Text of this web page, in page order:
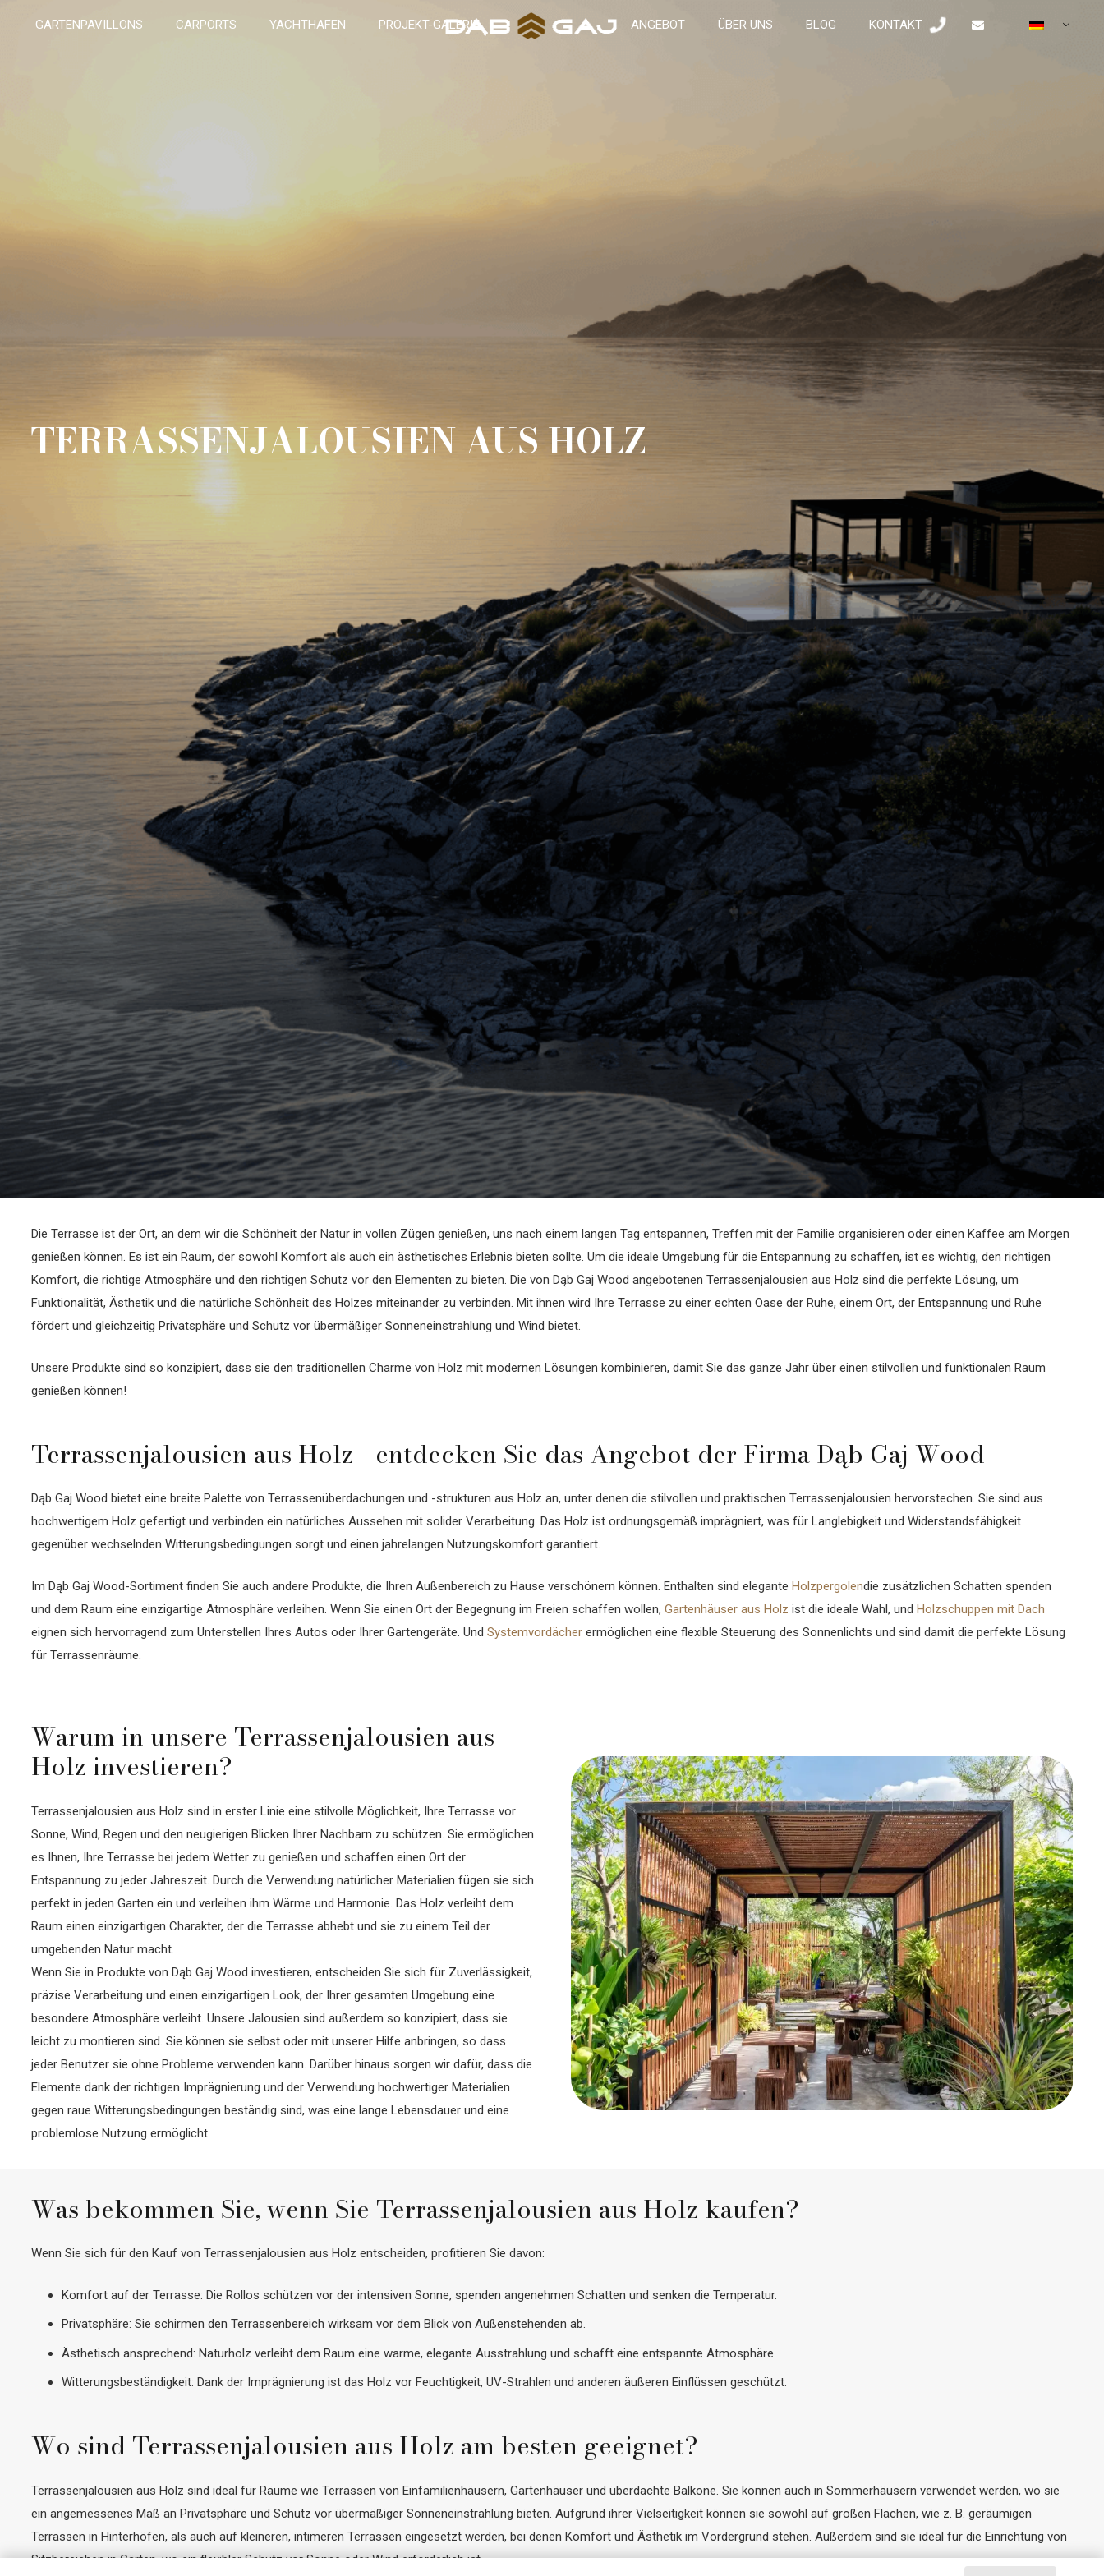
GARTENPAVILLONS CARPORTS YACHTHAFEN PROJEKT-GALERIE ANGEBOT ÜBER UNS BLOG KONTAKT
TERRASSENJALOUSIEN AUS HOLZ
Die Terrasse ist der Ort, an dem wir die Schönheit der Natur in vollen Zügen genießen, uns nach einem langen Tag entspannen, Treffen mit der Familie organisieren oder einen Kaffee am Morgen
genießen können. Es ist ein Raum, der sowohl Komfort als auch ein ästhetisches Erlebnis bieten sollte. Um die ideale Umgebung für die Entspannung zu schaffen, ist es wichtig, den richtigen
Komfort, die richtige Atmosphäre und den richtigen Schutz vor den Elementen zu bieten. Die von Dąb Gaj Wood angebotenen Terrassenjalousien aus Holz sind die perfekte Lösung, um
Funktionalität, Ästhetik und die natürliche Schönheit des Holzes miteinander zu verbinden. Mit ihnen wird Ihre Terrasse zu einer echten Oase der Ruhe, einem Ort, der Entspannung und Ruhe
fördert und gleichzeitig Privatsphäre und Schutz vor übermäßiger Sonneneinstrahlung und Wind bietet.
Unsere Produkte sind so konzipiert, dass sie den traditionellen Charme von Holz mit modernen Lösungen kombinieren, damit Sie das ganze Jahr über einen stilvollen und funktionalen Raum
genießen können!
Terrassenjalousien aus Holz - entdecken Sie das Angebot der Firma Dąb Gaj Wood
Dąb Gaj Wood bietet eine breite Palette von Terrassenüberdachungen und -strukturen aus Holz an, unter denen die stilvollen und praktischen Terrassenjalousien hervorstechen. Sie sind aus
hochwertigem Holz gefertigt und verbinden ein natürliches Aussehen mit solider Verarbeitung. Das Holz ist ordnungsgemäß imprägniert, was für Langlebigkeit und Widerstandsfähigkeit
gegenüber wechselnden Witterungsbedingungen sorgt und einen jahrelangen Nutzungskomfort garantiert.
Im Dąb Gaj Wood-Sortiment finden Sie auch andere Produkte, die Ihren Außenbereich zu Hause verschönern können. Enthalten sind elegante Holzpergolendie zusätzlichen Schatten spenden
und dem Raum eine einzigartige Atmosphäre verleihen. Wenn Sie einen Ort der Begegnung im Freien schaffen wollen, Gartenhäuser aus Holz ist die ideale Wahl, und Holzschuppen mit Dach
eignen sich hervorragend zum Unterstellen Ihres Autos oder Ihrer Gartengeräte. Und Systemvordächerermöglichen eine flexible Steuerung des Sonnenlichts und sind damit die perfekte Lösung
für Terrassenräume.
Warum in unsere Terrassenjalousien aus
Holz investieren?
Terrassenjalousien aus Holz sind in erster Linie eine stilvolle Möglichkeit, Ihre Terrasse vor
Sonne, Wind, Regen und den neugierigen Blicken Ihrer Nachbarn zu schützen. Sie ermöglichen
es Ihnen, Ihre Terrasse bei jedem Wetter zu genießen und schaffen einen Ort der
Entspannung zu jeder Jahreszeit. Durch die Verwendung natürlicher Materialien fügen sie sich
perfekt in jeden Garten ein und verleihen ihm Wärme und Harmonie. Das Holz verleiht dem
Raum einen einzigartigen Charakter, der die Terrasse abhebt und sie zu einem Teil der
umgebenden Natur macht.
Wenn Sie in Produkte von Dąb Gaj Wood investieren, entscheiden Sie sich für Zuverlässigkeit,
präzise Verarbeitung und einen einzigartigen Look, der Ihrer gesamten Umgebung eine
besondere Atmosphäre verleiht. Unsere Jalousien sind außerdem so konzipiert, dass sie
leicht zu montieren sind. Sie können sie selbst oder mit unserer Hilfe anbringen, so dass
jeder Benutzer sie ohne Probleme verwenden kann. Darüber hinaus sorgen wir dafür, dass die
Elemente dank der richtigen Imprägnierung und der Verwendung hochwertiger Materialien
gegen raue Witterungsbedingungen beständig sind, was eine lange Lebensdauer und eine
problemlose Nutzung ermöglicht.
Was bekommen Sie, wenn Sie Terrassenjalousien aus Holz kaufen?
Wenn Sie sich für den Kauf von Terrassenjalousien aus Holz entscheiden, profitieren Sie davon:
Komfort auf der Terrasse: Die Rollos schützen vor der intensiven Sonne, spenden angenehmen Schatten und senken die Temperatur.
Privatsphäre: Sie schirmen den Terrassenbereich wirksam vor dem Blick von Außenstehenden ab.
Ästhetisch ansprechend: Naturholz verleiht dem Raum eine warme, elegante Ausstrahlung und schafft eine entspannte Atmosphäre.
Witterungsbeständigkeit: Dank der Imprägnierung ist das Holz vor Feuchtigkeit, UV-Strahlen und anderen äußeren Einflüssen geschützt.
Wo sind Terrassenjalousien aus Holz am besten geeignet?
Terrassenjalousien aus Holz sind ideal für Räume wie Terrassen von Einfamilienhäusern, Gartenhäuser und überdachte Balkone. Sie können auch in Sommerhäusern verwendet werden, wo sie
ein angemessenes Maß an Privatsphäre und Schutz vor übermäßiger Sonneneinstrahlung bieten. Aufgrund ihrer Vielseitigkeit können sie sowohl auf großen Flächen, wie z. B. geräumigen
Terrassen in Hinterhöfen, als auch auf kleineren, intimeren Terrassen eingesetzt werden, bei denen Komfort und Ästhetik im Vordergrund stehen. Außerdem sind sie ideal für die Einrichtung von
Sitzbereichen in Gärten, wo ein flexibler Schutz vor Sonne oder Wind erforderlich ist.